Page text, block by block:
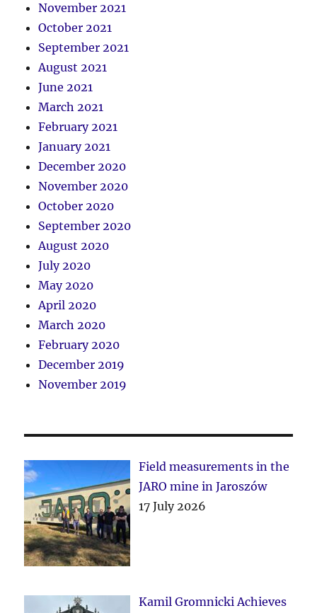
November 2021
October 2021
September 2021
August 2021
June 2021
March 2021
February 2021
January 2021
December 2020
November 2020
October 2020
September 2020
August 2020
July 2020
May 2020
April 2020
March 2020
February 2020
December 2019
November 2019
Field measurements in the
JARO mine in Jaroszów
17 July 2026
Kamil Gromnicki Achieves